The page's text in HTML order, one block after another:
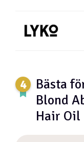
Bästa
Blond
Hair